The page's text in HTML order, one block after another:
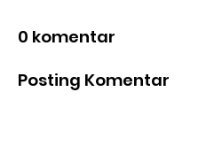
0 komentar
Posting Komentar